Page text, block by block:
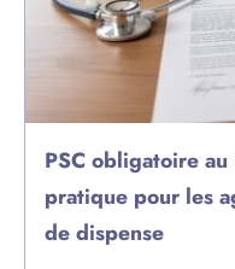
PSC obligatoire
pratique pour les
de dispense